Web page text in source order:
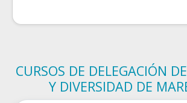
CURSOS DE DELEGACIÓN
Y DIVERSIDAD DE